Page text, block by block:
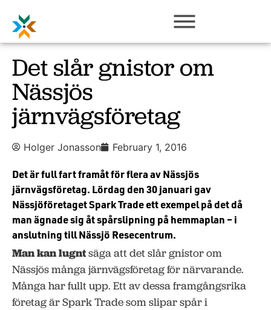
Det slår gnistor om
Nässjös
järnvägsföretag
Holger Jonasson February 1, 2016
Det är full fart framåt för flera av Nässjös
järnvägsföretag. Lördag den 30 januari gav
Nässjöföretaget Spark Trade ett exempel på det då
man ägnade sig åt spårslipning på hemmaplan – i
anslutning till Nässjö Resecentrum.
Man kan lugntsäga att det slår gnistor om
Nässjös många järnvägsföretag för närvarande.
Många har fullt upp. Ett av dessa framgångsrika
företag är Spark Trade som slipar spår i